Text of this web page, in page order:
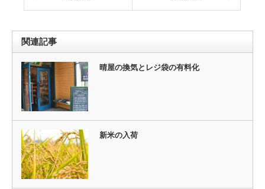
関連記事
晴屋の換気とレジ袋の有料化
新米の入荷